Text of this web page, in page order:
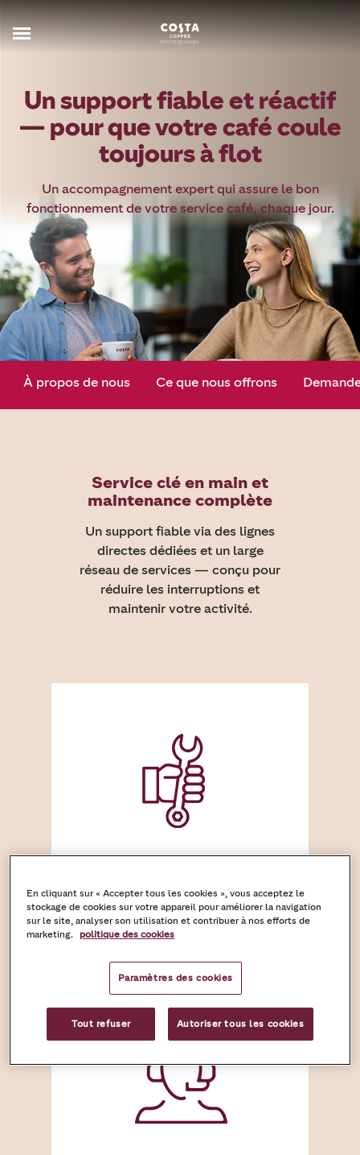
Un support fiable et réactif
— pour que votre café coule
toujours à flot
Un accompagnement expert qui assure le bon
fonctionnement de votre service café, chaque jour.
À propos de nous Ce que nous offrons
Service clé en main et
maintenance complète
Un support fiable via des lignes
directes dédiées et un large
réseau de services — conçu pour
réduire les interruptions et
maintenir votre activité.
Installation
professionnelle
En cliquant sur « Accepter tous les cookies », vous acceptez le
stockage de cookies sur votre appareil pour améliorer la navigation
sur le site, analyser son utilisation et contribuer à nos efforts de
marketing. politique des cookies
Paramètres des cookies
Tout refuser Autoriser tous les cookies